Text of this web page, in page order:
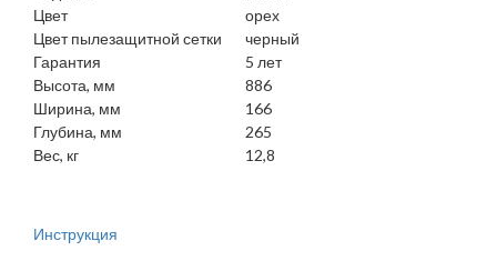
Цвет
орех
Цвет пылезащитной сетки
черный
Гарантия
5 лет
Высота, мм
886
Ширина, мм
166
Глубина, мм
265
Вес, кг
12,8
Инструкция